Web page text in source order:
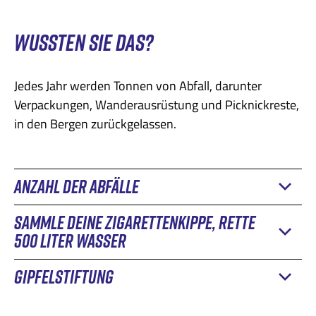
WUSSTEN SIE DAS?
Jedes Jahr werden Tonnen von Abfall, darunter
Verpackungen, Wanderausrüstung und Picknickreste,
in den Bergen zurückgelassen.
ANZAHL DER ABFÄLLE
Eine Studie des Bundesamtes für Umwelt zeigt, dass
in der Schweiz jedes Jahr etwa 14.000 Tonnen Plastik
in den Boden und die Flüsse gelangen. Etwa
2'700
Tonnendavon sind das Ergebnis von "Littering", also
SAMMLE DEINE ZIGARETTENKIPPE, RETTE
500 LITER WASSER
Trotz Aufklärungsarbeit und Aufräumkampagnen
GIPFELSTIFTUNG